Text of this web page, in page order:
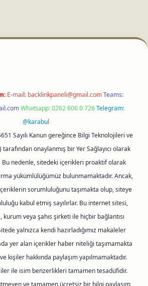
E-mail: backlinkpaneli@gmail.comTeams:
Whatsapp: 0262 606 0 726Telegram:
@karabul
Sayılı Kanun gereğince Bilgi Teknolojileri ve
onaylanmış bir Yer Sağlayıcı olarak
Bu nedenle, sitedeki içerikleri proaktif olarak
yükümlülüğümüz bulunmamaktadır. Ancak,
sorumluluğunu taşımakta olup, siteye
kabul etmiş sayılırlar. Bu internet sitesi,
veya şahıs şirketi ile hiçbir bağlantısı
yalnızca kendi hazırladığımız makaleler
yer alan içerikler haber niteliği taşımamakta
kişiler hakkında paylaşım yapılmamaktadır.
ile isim benzerlikleri tamamen tesadüfidir.
ve tamamen ücretsiz bir bilgi paylaşım